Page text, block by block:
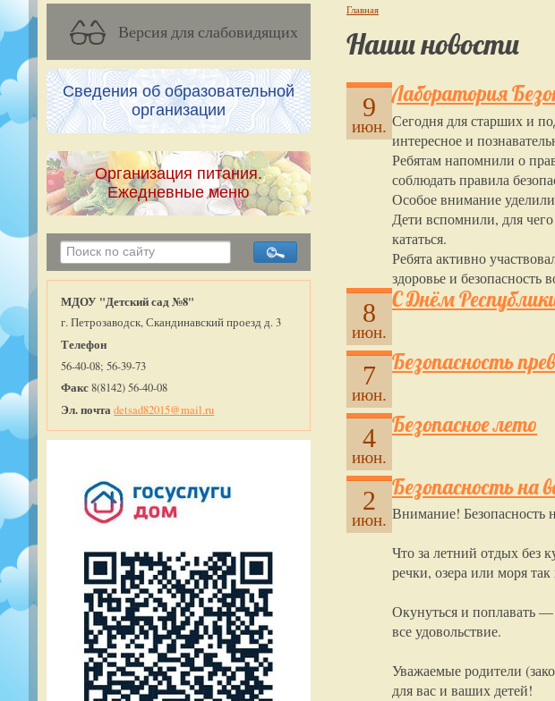
Версия для слабовидящих
Сведения об образовательной
организации
Организация питания.
Ежедневные меню
МДОУ "Детский сад №8"
г. Петрозаводск, Скандинавский проезд д. 3
Телефон
56-40-08; 56-39-73
Факс8(8142) 56-40-08
Эл. почта detsad82015@mail.ru
Главная
Наши новости
9
июн.
Лаборатория
Сегодня для старших и
интересное и
Ребятам напомнили о
соблюдать правила
Особое внимание
Дети вспомнили, для
кататься.
Ребята активно
здоровье и безопасность
8
июн.
С Днём
7
июн.
Безопасность
4
июн.
Безопасное лето
2
июн.
Безопасность на
Внимание! Безопасность
Что за летний отдых без
речки, озера или моря
Окунуться и поплавать
все удовольствие.
Уважаемые родители
для вас и ваших детей!